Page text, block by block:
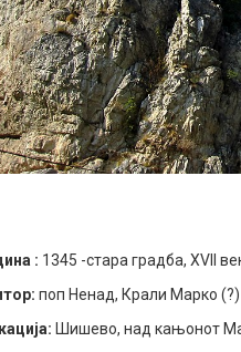
: 1345 -стара градба, XVII
поп Ненад, Крали Марко (?)
Шишево, над кањонот